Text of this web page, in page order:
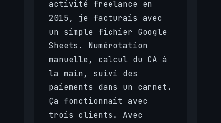
activité freelance en
2015, je facturais avec
un simple fichier Google
Sheets. Numérotation
manuelle, calcul du CA à
la main, suivi des
paiements dans un carnet.
Ça fonctionnait avec
trois clients. Avec